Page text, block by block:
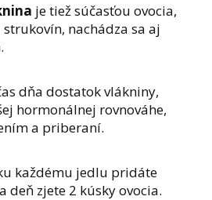
je tiež súčasťou ovocia,
strukovín, nachádza sa aj
dňa dostatok vlákniny,
hormonálnej rovnováhe,
a priberaní.
každému jedlu pridáte
deň zjete 2 kúsky ovocia.